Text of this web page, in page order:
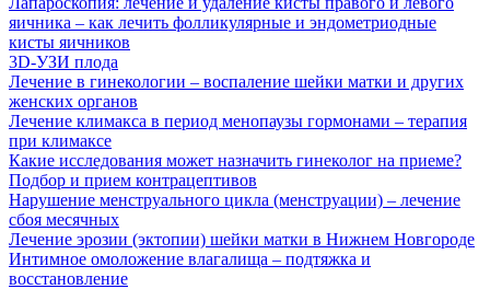
яичника – как лечить фолликулярные и эндометриодные
кисты яичников
3D-УЗИ плода
Лечение в гинекологии – воспаление шейки матки и других
женских органов
Лечение климакса в период менопаузы гормонами – терапия
при климаксе
Какие исследования может назначить гинеколог на приеме?
Подбор и прием контрацептивов
Нарушение менструального цикла (менструации) – лечение
сбоя месячных
Лечение эрозии (эктопии) шейки матки в Нижнем Новгороде
Интимное омоложение влагалища – подтяжка и
восстановление